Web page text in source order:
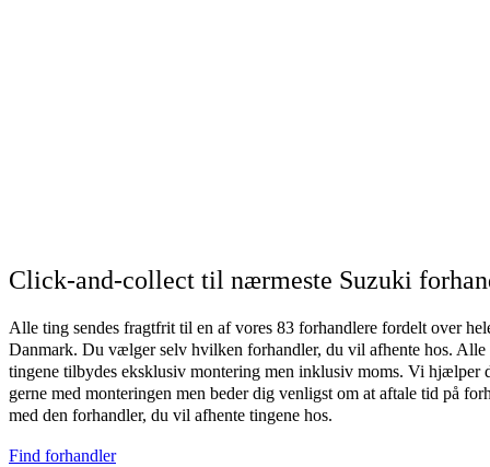
Click-and-collect til nærmeste Suzuki
Alle ting sendes fragtfrit til en af vores 83 forhandlere fordelt over
Danmark. Du vælger selv hvilken forhandler, du vil afhente hos. Alle
tingene tilbydes eksklusiv montering men inklusiv moms. Vi hjælper
gerne med monteringen men beder dig venligst om at aftale tid på
med den forhandler, du vil afhente tingene hos.
Find forhandler